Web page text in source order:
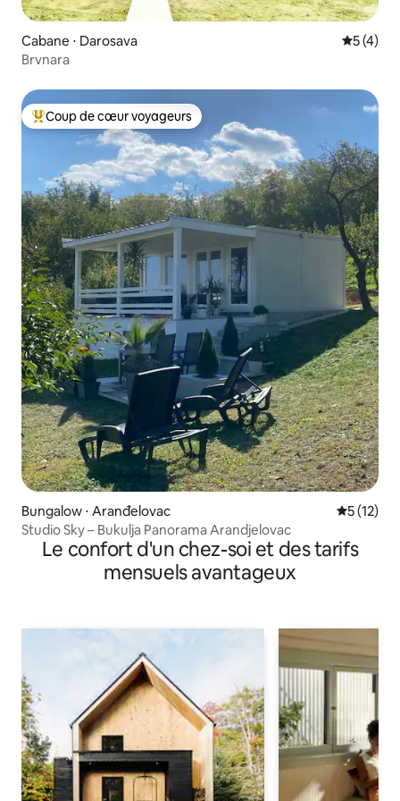
Cabane ⋅ Darosava
5 (4)
Brvnara
Coups de cœur voyageurs les plus appréciés
Coup de cœur voyageurs
Bungalow ⋅ Aranđelovac
5 (12)
Studio Sky – Bukulja Panorama Arandjelovac
Le confort d'un chez-soi et des tarifs
mensuels avantageux